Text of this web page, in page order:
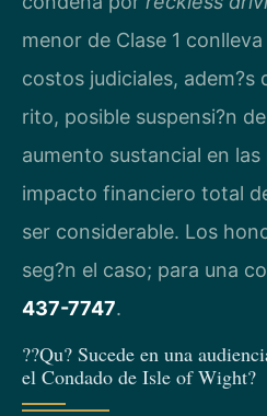
menor de Clase 1
costos judiciales, adem?s
rito, posible suspensi?n
aumento sustancial en
impacto financiero total
ser considerable. Los
seg?n el caso; para una
437-7747.
??Qu? Sucede en una
el Condado de Isle of Wight?